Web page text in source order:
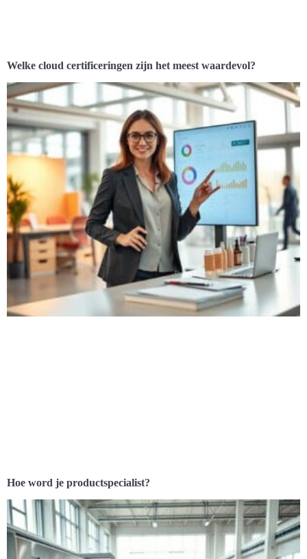
Welke cloud certificeringen zijn het meest waardevol?
Hoe word je productspecialist?